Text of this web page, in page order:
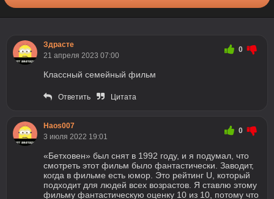
Здрасте
21 апреля 2023 07:00
0
Классный семейный фильм
Ответить Цитата
Haos007
3 июля 2022 19:01
0
«Бетховен» был снят в 1992 году, и я подумал, что
смотреть этот фильм было фантастически. Заводит,
когда в фильме есть юмор. Это рейтинг U, который
подходит для людей всех возрастов. Я ставлю этому
фильму фантастическую оценку 10 из 10, потому что